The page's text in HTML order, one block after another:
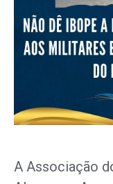
A Associação